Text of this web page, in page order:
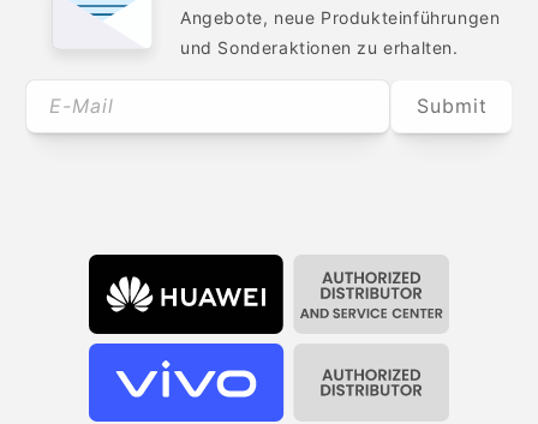
Angebote, neue Produkteinführungen
und Sonderaktionen zu erhalten.
E-Mail Submit